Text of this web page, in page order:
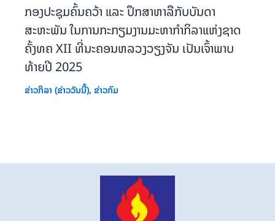
ກອງປະຊຸມຄົ້ນຄວ້າ ແລະ ປຶກສາຫາລືກັບບັນດາ
ສະຫະພັນ ໃນການກະກຽມງານມະຫາກຳກິລາແຫ່ງຊາດ
ຄັ້ງທຄ XII ທີ່ນະຄອນຫລວງວຽງຈັນ ເປັນເຈົ້າພາບ
ທ້າຍປີ 2025
ຂ່າວກິລາ (ຂ່າວວັນນີ້), ຂ່າວກົມ